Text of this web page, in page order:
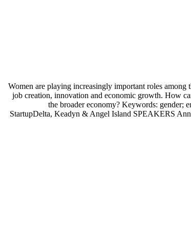
Women are playing increasingly important roles among
job creation, innovation and economic growth. How
the broader economy? Keywords:
StartupDelta, Keadyn & Angel Island SPEAKERS